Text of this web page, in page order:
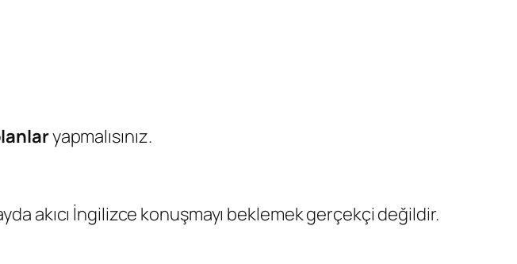
yapmalısınız.
akıcı İngilizce konuşmayı beklemek gerçekçi değildir.